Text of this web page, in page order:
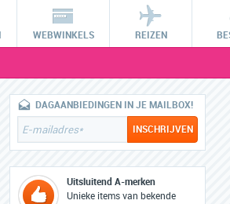
WEBWINKELS REIZEN
DAGAANBIEDINGEN IN JE MAILBOX!
Uitsluitend A-merken
Unieke items van bekende